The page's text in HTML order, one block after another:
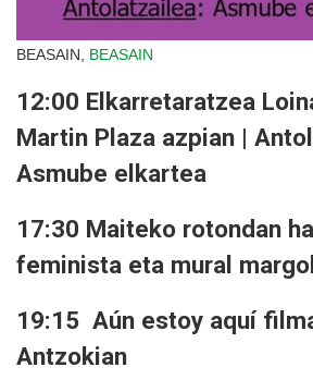
BEASAIN, BEASAIN
12:00 Elkarretaratzea
Martin Plaza azpian |
Asmube elkartea
17:30 Maiteko rotondan
feminista eta mural
19:15 Aún estoy aquí
Antzokian